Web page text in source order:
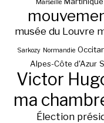
Marseille
musée du Louvre
Sarkozy Normandie
Alpes-Côte d'Azur
Victor
ma
Élection